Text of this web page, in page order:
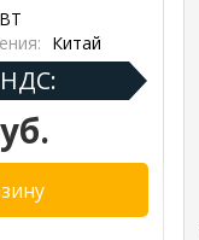
Китай